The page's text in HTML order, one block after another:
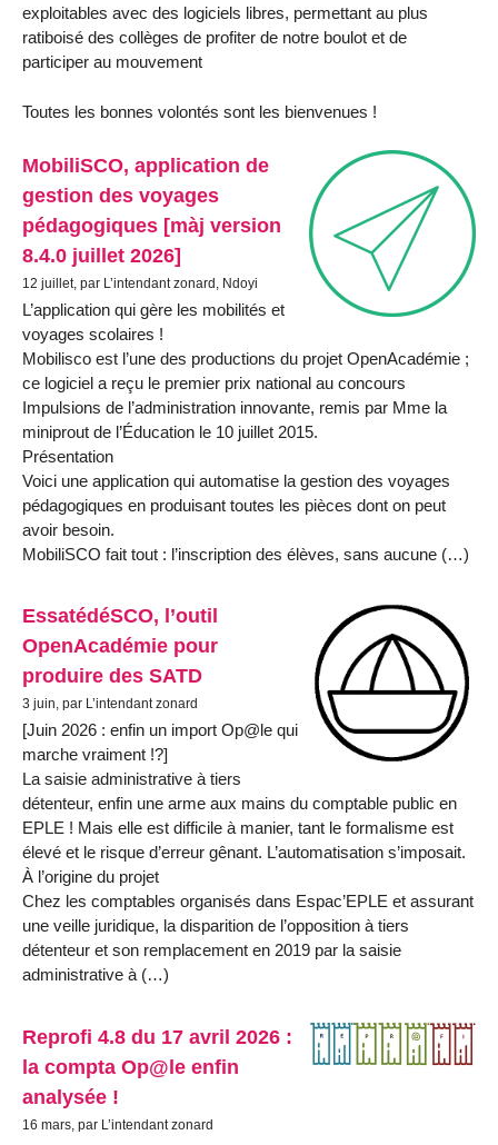
exploitables avec des logiciels libres, permettant au plus
ratiboisé des collèges de profiter de notre boulot et de
participer au mouvement
Toutes les bonnes volontés sont les bienvenues !
MobiliSCO, application de
gestion des voyages
pédagogiques [màj version
8.4.0 juillet 2026]
12 juillet, par L’intendant zonard, Ndoyi
L’application qui gère les mobilités et
voyages scolaires !
Mobilisco est l’une des productions du projet OpenAcadémie ;
ce logiciel a reçu le premier prix national au concours
Impulsions de l’administration innovante, remis par Mme la
miniprout de l’Éducation le 10 juillet 2015.
Présentation
Voici une application qui automatise la gestion des voyages
pédagogiques en produisant toutes les pièces dont on peut
avoir besoin.
MobiliSCO fait tout : l’inscription des élèves, sans aucune (…)
EssatédéSCO, l’outil
OpenAcadémie pour
produire des SATD
3 juin, par L’intendant zonard
[Juin 2026 : enfin un import Op@le qui
marche vraiment !?]
La saisie administrative à tiers
détenteur, enfin une arme aux mains du comptable public en
EPLE ! Mais elle est difficile à manier, tant le formalisme est
élevé et le risque d’erreur gênant. L’automatisation s’imposait.
À l’origine du projet
Chez les comptables organisés dans Espac’EPLE et assurant
une veille juridique, la disparition de l’opposition à tiers
détenteur et son remplacement en 2019 par la saisie
administrative à (…)
Reprofi 4.8 du 17 avril 2026 :
la compta Op@le enfin
analysée !
16 mars, par L’intendant zonard